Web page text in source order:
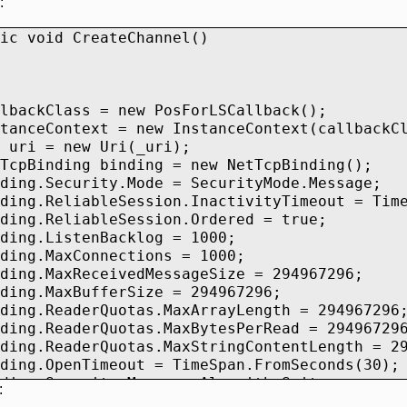
CreateChannel()
new PosForLSCallback();
= new
Uri(_uri);
binding = new NetTcpBinding();
= SecurityMode.Message;
=
= true;
= 1000;
= 1000;
= 294967296;
= 294967296;
= 294967296;
=
=
= TimeSpan.FromSeconds(30);